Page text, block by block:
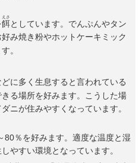
餌
えさ
としています。でんぷんやタン
み焼き粉やホットケーキミック
。
に多く生息すると言われている
る場所を好みます。こうした場
ニが住みやすくなっています。
％を好みます。適度な温度と湿
やすい環境となっています。